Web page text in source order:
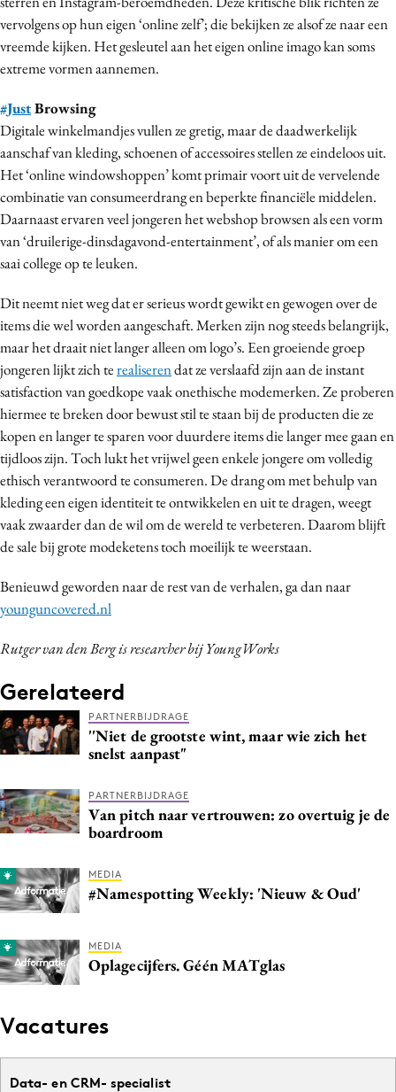
vervolgens op hun eigen ‘online zelf’; die bekijken ze alsof ze naar een
vreemde kijken. Het gesleutel aan het eigen online imago kan soms
extreme vormen aannemen.
#JustBrowsing
Digitale winkelmandjes vullen ze gretig, maar de daadwerkelijk
aanschaf van kleding, schoenen of accessoires stellen ze eindeloos uit.
Het ‘online windowshoppen’ komt primair voort uit de vervelende
combinatie van consumeerdrang en beperkte financiële middelen.
Daarnaast ervaren veel jongeren het webshop browsen als een vorm
van ‘druilerige-dinsdagavond-entertainment’, of als manier om een
saai college op te leuken.
Dit neemt niet weg dat er serieus wordt gewikt en gewogen over de
items die wel worden aangeschaft. Merken zijn nog steeds belangrijk,
maar het draait niet langer alleen om logo’s. Een groeiende groep
jongeren lijkt zich terealiserendat ze verslaafd zijn aan de instant
satisfaction van goedkope vaak onethische modemerken. Ze proberen
hiermee te breken door bewust stil te staan bij de producten die ze
kopen en langer te sparen voor duurdere items die langer mee gaan en
tijdloos zijn. Toch lukt het vrijwel geen enkele jongere om volledig
ethisch verantwoord te consumeren. De drang om met behulp van
kleding een eigen identiteit te ontwikkelen en uit te dragen, weegt
vaak zwaarder dan de wil om de wereld te verbeteren. Daarom blijft
de sale bij grote modeketens toch moeilijk te weerstaan.
Benieuwd geworden naar de rest van de verhalen, ga dan naar
younguncovered.nl
Rutger van den Berg is researcher bij YoungWorks
Gerelateerd
PARTNERBIJDRAGE
''Niet de grootste wint, maar wie zich het
snelst aanpast"
PARTNERBIJDRAGE
Van pitch naar vertrouwen: zo overtuig je de
boardroom
MEDIA
#Namespotting Weekly: 'Nieuw & Oud'
MEDIA
Oplagecijfers. Géén MATglas
Vacatures
Data- en CRM- specialist